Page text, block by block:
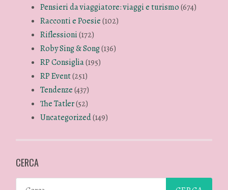
Pensieri da viaggiatore: viaggi e turismo(674)
Racconti e Poesie(102)
Riflessioni(172)
Roby Sing & Song(136)
RP Consiglia(195)
RP Event(251)
Tendenze(437)
The Tatler(52)
Uncategorized(149)
CERCA